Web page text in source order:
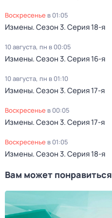
воскресенье в 01:05
Измены. Сезон 3. Серия 18-я
10 августа, пн в 00:05
Измены. Сезон 3. Серия 16-я
10 августа, пн в 01:10
Измены. Сезон 3. Серия 17-я
воскресенье в 00:05
Измены. Сезон 3. Серия 17-я
воскресенье в 01:05
Измены. Сезон 3. Серия 18-я
Вам может понравиться